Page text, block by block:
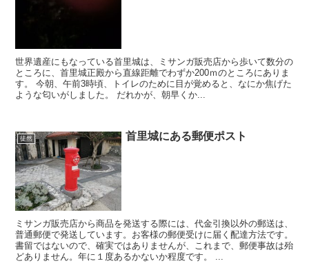
世界遺産にもなっている首里城は、ミサンガ販売店から歩いて数分の
ところに、首里城正殿から直線距離でわずか200ｍのところにありま
す。 今朝、午前3時頃、トイレのために目が覚めると、なにか焦げた
ような匂いがしました。 だれかが、朝早くか...
徒然 首里城にある郵便ポスト
ミサンガ販売店から商品を発送する際には、代金引換以外の郵送は、
普通郵便で発送しています。お客様の郵便受けに届く配達方法です。
書留ではないので、確実ではありませんが、これまで、郵便事故は殆
どありません。年に１度あるかないか程度です。 ...